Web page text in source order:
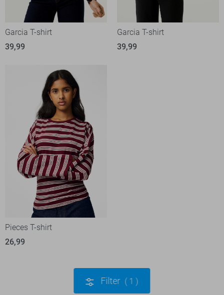
Garcia T-shirt
39,99
Garcia T-shirt
39,99
Pieces T-shirt
26,99
Filter 1